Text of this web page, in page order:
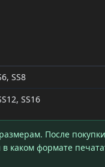
SS8
SS16
После
формате